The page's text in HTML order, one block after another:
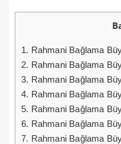
1. Rahmani Bağlama
2. Rahmani Bağlama
3. Rahmani Bağlama
4. Rahmani Bağlama
5. Rahmani Bağlama
6. Rahmani Bağlama
7. Rahmani Bağlama